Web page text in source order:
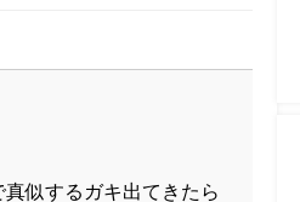
似するガキ出てきたら